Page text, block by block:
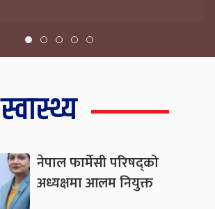
स्वास्थ्य
नेपाल फार्मेसी परिषद्को
अध्यक्षमा आलम नियुक्त